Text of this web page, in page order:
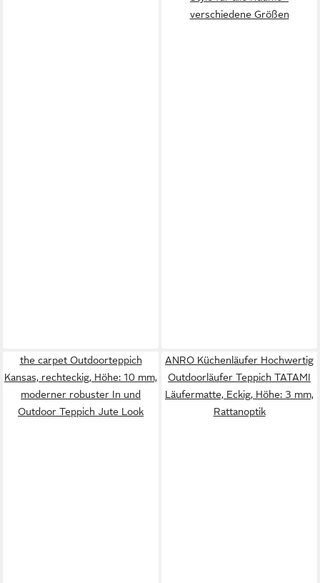
verschiedene Größen
the carpet Outdoorteppich
Kansas, rechteckig, Höhe: 10 mm,
moderner robuster In und
Outdoor Teppich Jute Look
ANRO Küchenläufer Hochwertig
Outdoorläufer Teppich TATAMI
Läufermatte, Eckig, Höhe: 3 mm,
Rattanoptik